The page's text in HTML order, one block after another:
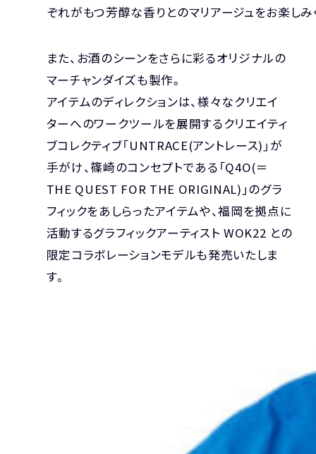
ぞれがもつ芳醇な香りとのマリアージュをお楽しみ
また、お酒のシーンをさらに彩るオリジナルの
マーチャンダイズも製作。
アイテムのディレクションは、様々なクリエイ
ターへのワークツールを展開するクリエイティ
ブコレクティブ「UNTRACE(アントレース)」が
手がけ、篠崎のコンセプトである「Q4O(＝
THE QUEST FOR THE ORIGINAL)」のグラ
フィックをあしらったアイテムや、福岡を拠点に
活動するグラフィックアーティスト WOK22 との
限定コラボレーションモデルも発売いたしま
す。